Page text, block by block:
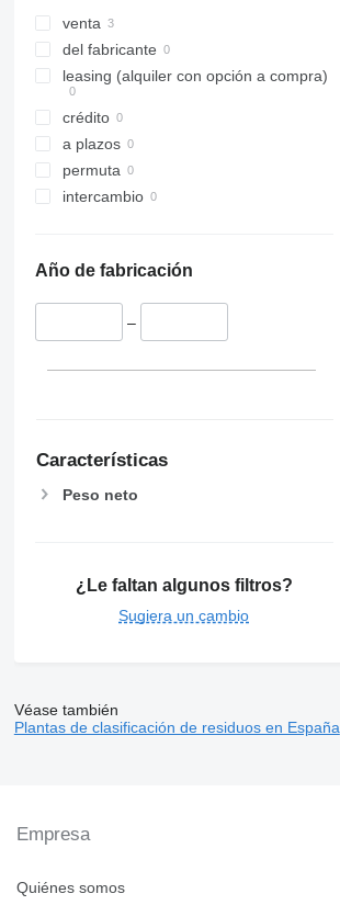
venta
del fabricante
leasing (alquiler con opción a compra)
crédito
a plazos
permuta
intercambio
Año de fabricación
–
Características
Peso neto
¿Le faltan algunos filtros?
Sugiera un cambio
Véase también
Plantas de clasificación de residuos en España
Empresa
Quiénes somos